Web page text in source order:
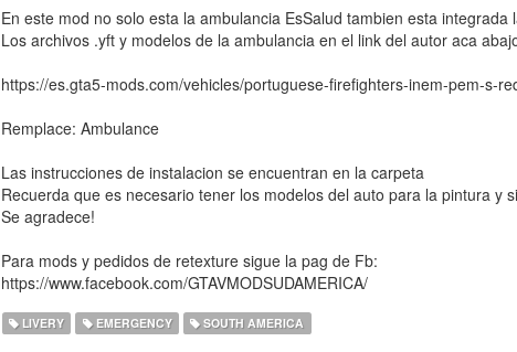
En este mod no solo esta la ambulancia EsSalud tambien esta
Los archivos .yft y modelos de la ambulancia en el link del autor aca
https://es.gta5-mods.com/vehicles/portuguese-firefighters-inem-pem-s-
Remplace: Ambulance
Las instrucciones de instalacion se encuentran en la carpeta
Recuerda que es necesario tener los modelos del auto para la pintura y
Se agradece!
Para mods y pedidos de retexture sigue la pag de Fb:
https://www.facebook.com/GTAVMODSUDAMERICA/
LIVERY EMERGENCY SOUTH AMERICA